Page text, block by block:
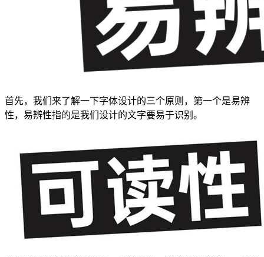
首先，我们来了解一下字体设计的三个原则，第一个是易辨
性，易辨性指的是我们设计的文字要易于识别。